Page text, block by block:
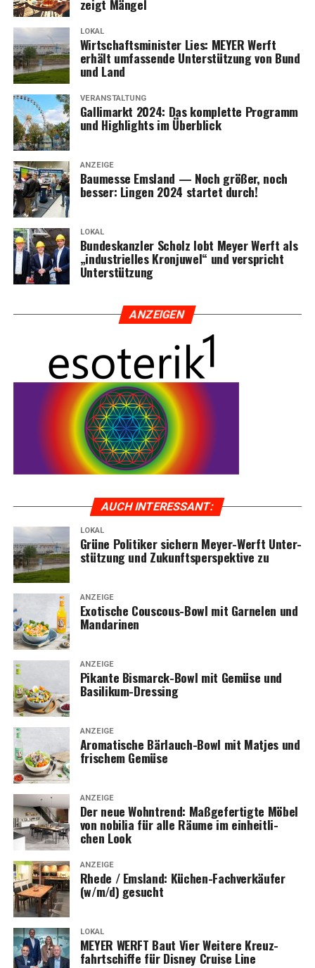
zeigt Mängel
LOKAL
Wirt­schafts­mi­nis­ter Lies: MEYER Werft
erhält umfas­sen­de Unter­stüt­zung von Bund
und Land
VERANSTALTUNG
Gal­li­markt 2024: Das kom­plet­te Pro­gramm
und High­lights im Überblick
ANZEIGE
Bau­mes­se Ems­land — Noch grö­ßer, noch
bes­ser: Lin­gen 2024 star­tet durch!
LOKAL
Bun­des­kanz­ler Scholz lobt Mey­er Werft als
„indus­tri­el­les Kron­ju­wel“ und ver­spricht
Unterstützung
ANZEI­GEN
AUCH INTER­ES­SANT:
LOKAL
Grü­ne Poli­ti­ker sichern Mey­er-Werft Unter­
stüt­zung und Zukunfts­per­spek­ti­ve zu
ANZEIGE
Exo­ti­sche Cous­cous-Bowl mit Gar­ne­len und
Mandarinen
ANZEIGE
Pikan­te Bis­marck-Bowl mit Gemü­se und
Basilikum-Dressing
ANZEIGE
Aro­ma­ti­sche Bär­lauch-Bowl mit Mat­jes und
fri­schem Gemüse
ANZEIGE
Der neue Wohn­trend: Maß­ge­fer­tig­te Möbel
von nobi­lia für alle Räu­me im ein­heit­li­
chen Look
ANZEIGE
Rhe­de / Ems­land: Küchen-Fach­ver­käu­fer
(w/m/d) gesucht
LOKAL
MEYER WERFT Baut Vier Wei­te­re Kreuz­
fahrt­schif­fe für Dis­ney Crui­se Line